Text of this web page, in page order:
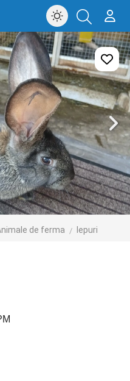
de ferma Iepuri